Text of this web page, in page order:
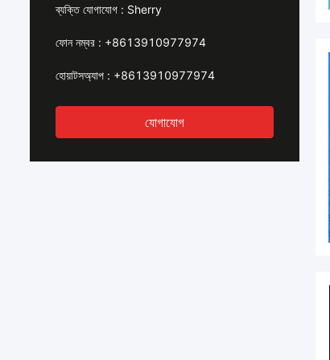
ব্যক্তি যোগাযোগ : Sherry
ফোন নম্বর : +8613910977974
হোয়াটসঅ্যাপ : +8613910977974
যোগাযোগ